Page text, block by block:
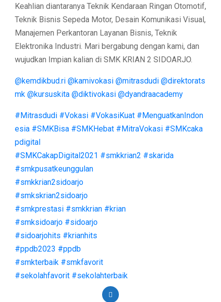
Keahlian diantaranya Teknik Kendaraan Ringan Otomotif,
Teknik Bisnis Sepeda Motor, Desain Komunikasi Visual,
Manajemen Perkantoran Layanan Bisnis, Teknik
Elektronika Industri. Mari bergabung dengan kami, dan
wujudkan Impian kalian di SMK KRIAN 2 SIDOARJO.
@kemdikbud.ri @kamivokasi @mitrasdudi @direktorats
mk @kursuskita @diktivokasi @dyandraacademy
#Mitrasdudi #Vokasi #VokasiKuat #MenguatkanIndon
esia #SMKBisa #SMKHebat #MitraVokasi #SMKcaka
pdigital
#SMKCakapDigital2021 #smkkrian2 #skarida
#smkpusatkeunggulan
#smkkrian2sidoarjo
#smkskrian2sidoarjo
#smkprestasi #smkkrian #krian
#smksidoarjo #sidoarjo
#sidoarjohits #krianhits
#ppdb2023 #ppdb
#smkterbaik #smkfavorit
#sekolahfavorit #sekolahterbaik